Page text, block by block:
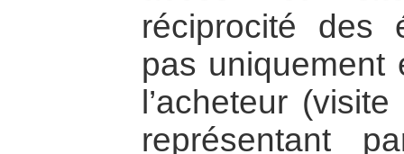
réciprocité des
pas uniquement
l’acheteur
représentant